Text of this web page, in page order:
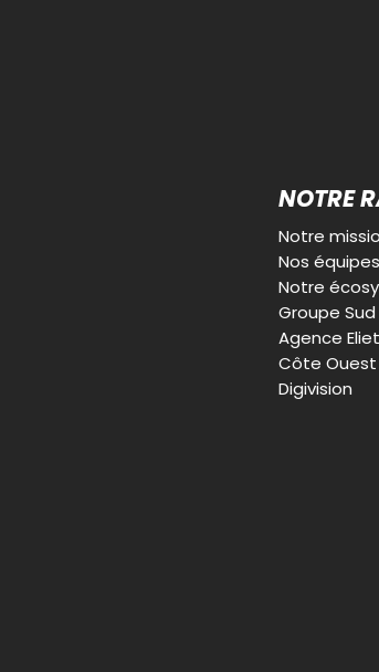
NOTRE
Notre
Nos équipes
Notre
Groupe
Agence
Côte Ouest
Digivision